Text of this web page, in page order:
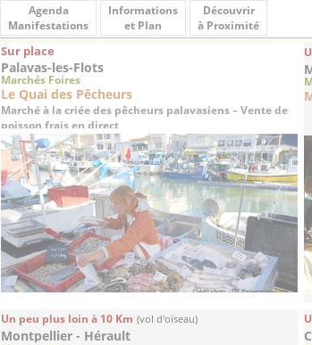
Agenda
Manifestations
Informations
et Plan
Découvrir
à Proximité
Sur place
Palavas-les-Flots
Marchés Foires
Le Quai des Pêcheurs
Marché à la criée des pêcheurs palavasiens – Vente de
poisson frais en direct
Un peu plus loin à 10 Km (vol d'oiseau)
Montpellier - Hérault